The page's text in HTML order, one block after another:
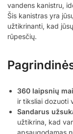
vandens kanistru,
Šis kanistras yra
užtikrinanti, kad
rūpesčių.
360 laipsnių
ir tiksliai dozuoti
Sandarus
užtikrina, kad
apsaugodamas